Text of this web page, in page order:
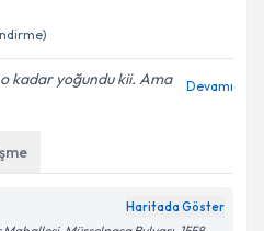
kadar yoğundu kii. Ama
Devamı
Haritada Göster